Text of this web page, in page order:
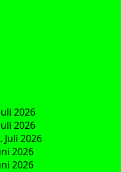
2026
2026
Juli 2026
2026
2026